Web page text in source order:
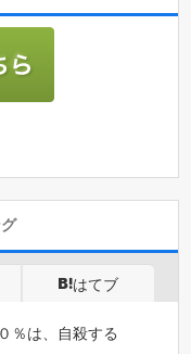
はてブ
％は、自殺する